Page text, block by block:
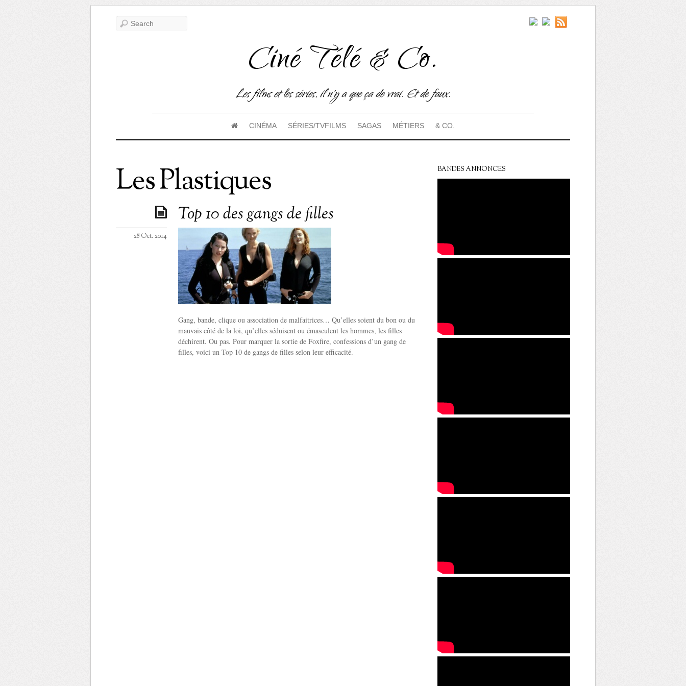
Ciné Télé & Co.
Les films et les séries, il n'y a que ça de vrai. Et de faux.
CINÉMA SÉRIES/TVFILMS SAGAS MÉTIERS & CO.
Les Plastiques
Top 10 des gangs de filles
28 Oct. 2014
Gang, bande, clique ou association de malfaitrices… Qu’elles soient du bon ou du
mauvais côté de la loi, qu’elles séduisent ou émasculent les hommes, les filles
déchirent. Ou pas. Pour marquer la sortie de Foxfire, confessions d’un gang de
filles, voici un Top 10 de gangs de filles selon leur efficacité.
BANDES ANNONCES